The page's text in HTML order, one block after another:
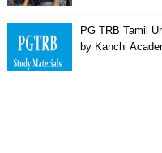
PG TRB Tamil
by Kanchi